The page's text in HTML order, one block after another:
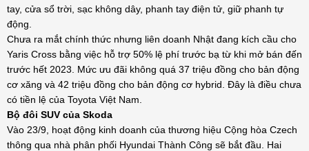
tay, cửa sổ trời, sạc không dây, phanh tay điện tử, giữ phanh tự
động.
Chưa ra mắt chính thức nhưng liên doanh Nhật đang kích cầu cho
Yaris Cross bằng việc hỗ trợ 50% lệ phí trước bạ từ khi mở bán đến
trước hết 2023. Mức ưu đãi không quá 37 triệu đồng cho bản động
cơ xăng và 42 triệu đồng cho bản động cơ hybrid. Đây là điều chưa
có tiền lệ của Toyota Việt Nam.
Bộ đôi SUV của Skoda
Vào 23/9, hoạt động kinh doanh của thương hiệu Cộng hòa Czech
thông qua nhà phân phối Hyundai Thành Công sẽ bắt đầu. Hai